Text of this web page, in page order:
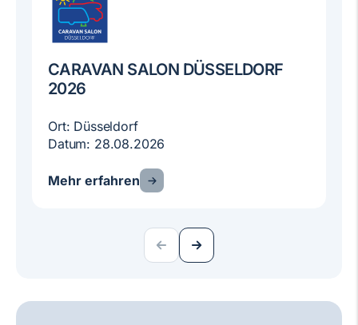
CARAVAN SALON DÜSSELDORF
2026
Ort: Düsseldorf
Datum: 28.08.2026
Mehr erfahren